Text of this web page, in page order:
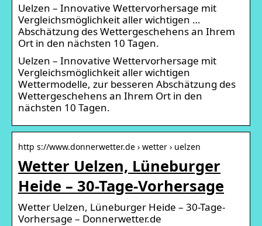
Uelzen – Innovative Wettervorhersage mit
Vergleichsmöglichkeit aller wichtigen …
Abschätzung des Wettergeschehens an Ihrem
Ort in den nächsten 10 Tagen.
Uelzen – Innovative Wettervorhersage mit
Vergleichsmöglichkeit aller wichtigen
Wettermodelle, zur besseren Abschätzung des
Wettergeschehens an Ihrem Ort in den
nächsten 10 Tagen.
http s://www.donnerwetter.de › wetter › uelzen
Wetter Uelzen, Lüneburger
Heide – 30-Tage-Vorhersage
Wetter Uelzen, Lüneburger Heide – 30-Tage-
Vorhersage – Donnerwetter.de